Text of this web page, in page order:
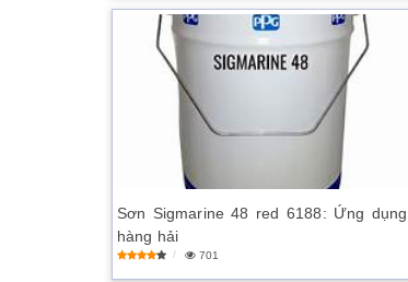
Sơn Sigmarine 48 red 6188: Ứng dụng
hàng hải
701